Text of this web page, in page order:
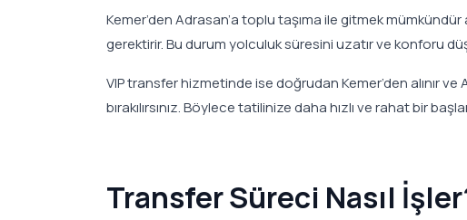
Kemer’den Adrasan’a toplu taşıma ile gitmek
gerektirir. Bu durum yolculuk süresini uzatır ve konforu
VIP transfer hizmetinde ise doğrudan Kemer’den alınır
bırakılırsınız. Böylece tatilinize daha hızlı ve rahat bir
Transfer Süreci Nasıl